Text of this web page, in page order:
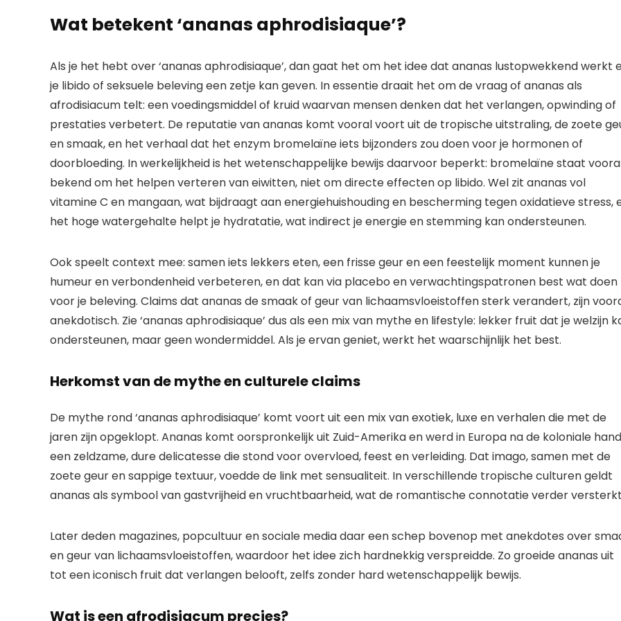
Wat betekent ‘ananas aphrodisiaque’?
Als je het hebt over ‘ananas aphrodisiaque’, dan gaat het om het idee dat ananas lustopwekkend werkt
je libido of seksuele beleving een zetje kan geven. In essentie draait het om de vraag of ananas als
afrodisiacum telt: een voedingsmiddel of kruid waarvan mensen denken dat het verlangen, opwinding of
prestaties verbetert. De reputatie van ananas komt vooral voort uit de tropische uitstraling, de zoete
en smaak, en het verhaal dat het enzym bromelaïne iets bijzonders zou doen voor je hormonen of
doorbloeding. In werkelijkheid is het wetenschappelijke bewijs daarvoor beperkt: bromelaïne staat
bekend om het helpen verteren van eiwitten, niet om directe effecten op libido. Wel zit ananas vol
vitamine C en mangaan, wat bijdraagt aan energiehuishouding en bescherming tegen oxidatieve stress,
het hoge watergehalte helpt je hydratatie, wat indirect je energie en stemming kan ondersteunen.
Ook speelt context mee: samen iets lekkers eten, een frisse geur en een feestelijk moment kunnen je
humeur en verbondenheid verbeteren, en dat kan via placebo en verwachtingspatronen best wat doen
voor je beleving. Claims dat ananas de smaak of geur van lichaamsvloeistoffen sterk verandert, zijn
anekdotisch. Zie ‘ananas aphrodisiaque’ dus als een mix van mythe en lifestyle: lekker fruit dat je welzijn
ondersteunen, maar geen wondermiddel. Als je ervan geniet, werkt het waarschijnlijk het best.
Herkomst van de mythe en culturele claims
De mythe rond ‘ananas aphrodisiaque’ komt voort uit een mix van exotiek, luxe en verhalen die met de
jaren zijn opgeklopt. Ananas komt oorspronkelijk uit Zuid-Amerika en werd in Europa na de koloniale
een zeldzame, dure delicatesse die stond voor overvloed, feest en verleiding. Dat imago, samen met de
zoete geur en sappige textuur, voedde de link met sensualiteit. In verschillende tropische culturen geldt
ananas als symbool van gastvrijheid en vruchtbaarheid, wat de romantische connotatie verder
Later deden magazines, popcultuur en sociale media daar een schep bovenop met anekdotes over
en geur van lichaamsvloeistoffen, waardoor het idee zich hardnekkig verspreidde. Zo groeide ananas uit
tot een iconisch fruit dat verlangen belooft, zelfs zonder hard wetenschappelijk bewijs.
Wat is een afrodisiacum precies?